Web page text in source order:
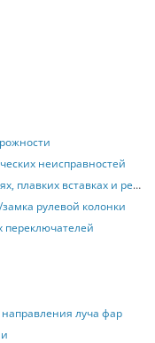
неисправностей
Основные сведения о предохранителях, плавких вставках и реле
рулевой колонки
переключателей
луча фар